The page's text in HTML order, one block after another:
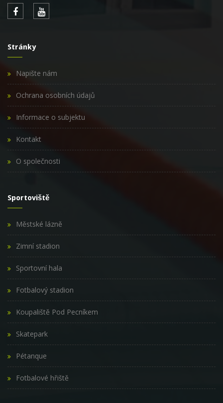
Stránky
Napište nám
Ochrana osobních údajů
Informace o subjektu
Kontakt
O společnosti
Sportoviště
Městské lázně
Zimní stadion
Sportovní hala
Fotbalový stadion
Koupaliště Pod Pecníkem
Skatepark
Pétanque
Fotbalové hřiště